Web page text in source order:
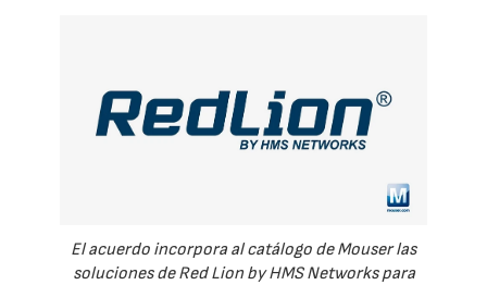
El acuerdo incorpora al catálogo de Mouser las
soluciones de Red Lion by HMS Networks para